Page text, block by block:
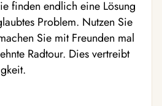
finden endlich eine Lösung
Problem. Nutzen Sie
Sie mit Freunden mal
Radtour. Dies vertreibt